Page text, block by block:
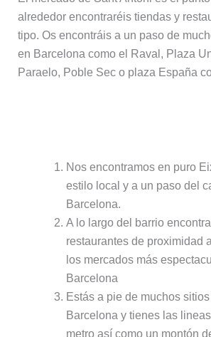
alrededor encontraréis tiendas y
tipo. Os encontráis a un paso de
en Barcelona como el Raval, Plaza
Paraelo, Poble Sec o plaza España
Nos encontramos en puro
estilo local y a un paso del
Barcelona.
A lo largo del barrio
restaurantes de proximidad
los mercados más
Barcelona
Estás a pie de muchos
Barcelona y tienes las
metro así como un montón